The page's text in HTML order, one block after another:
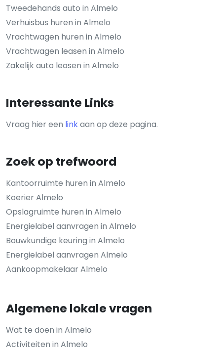
Tweedehands auto in Almelo
Verhuisbus huren in Almelo
Vrachtwagen huren in Almelo
Vrachtwagen leasen in Almelo
Zakelijk auto leasen in Almelo
Interessante Links
Vraag hier een linkaan op deze pagina.
Zoek op trefwoord
Kantoorruimte huren in Almelo
Koerier Almelo
Opslagruimte huren in Almelo
Energielabel aanvragen in Almelo
Bouwkundige keuring in Almelo
Energielabel aanvragen Almelo
Aankoopmakelaar Almelo
Algemene lokale vragen
Wat te doen in Almelo
Activiteiten in Almelo